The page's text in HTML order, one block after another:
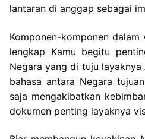
lantaran di anggap sebagai
Komponen-komponen
lengkap Kamu begitu
Negara yang di tuju layaknya
bahasa antara Negara
saja mengakibatkan
dokumen penting layaknya